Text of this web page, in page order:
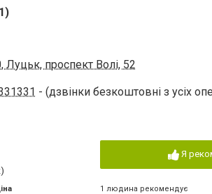
Луцьк, проспект Волі, 52
- (дзвінки безкоштовні з усіх
Я
1 людина рекомендує